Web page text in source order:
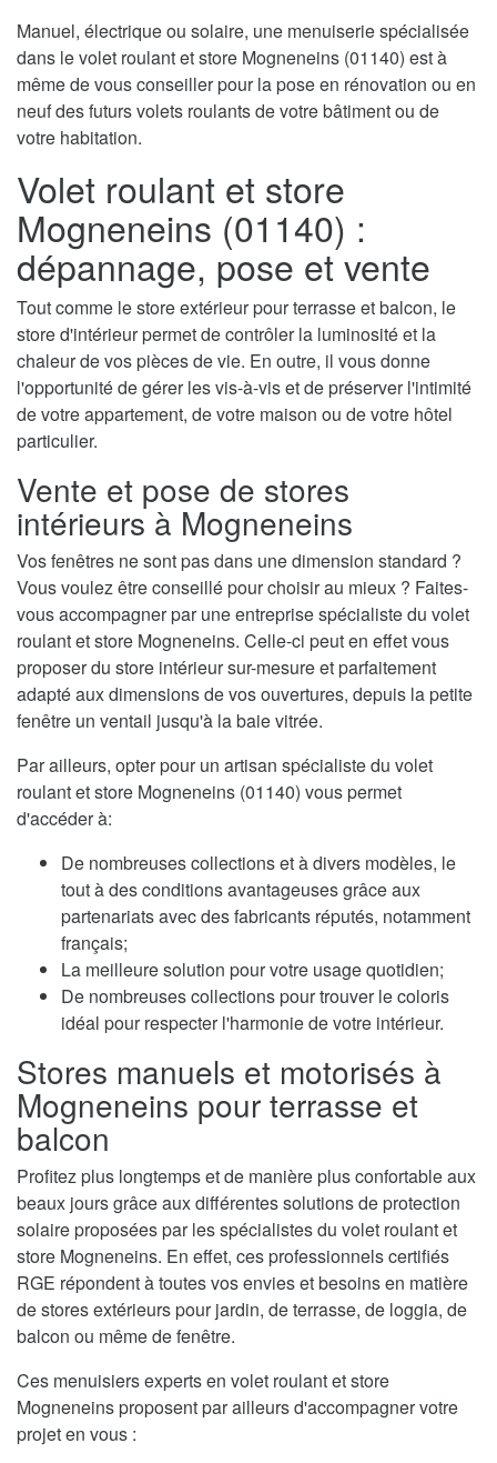
Manuel, électrique ou solaire, une menuiserie spécialisée
dans le volet roulant et store Mogneneins (01140) est à
même de vous conseiller pour la pose en rénovation ou en
neuf des futurs volets roulants de votre bâtiment ou de
votre habitation.
Volet roulant et store
Mogneneins (01140) :
dépannage, pose et vente
Tout comme le store extérieur pour terrasse et balcon, le
store d'intérieur permet de contrôler la luminosité et la
chaleur de vos pièces de vie. En outre, il vous donne
l'opportunité de gérer les vis-à-vis et de préserver l'intimité
de votre appartement, de votre maison ou de votre hôtel
particulier.
Vente et pose de stores
intérieurs à Mogneneins
Vos fenêtres ne sont pas dans une dimension standard ?
Vous voulez être conseillé pour choisir au mieux ? Faites-
vous accompagner par une entreprise spécialiste du volet
roulant et store Mogneneins. Celle-ci peut en effet vous
proposer du store intérieur sur-mesure et parfaitement
adapté aux dimensions de vos ouvertures, depuis la petite
fenêtre un ventail jusqu'à la baie vitrée.
Par ailleurs, opter pour un artisan spécialiste du volet
roulant et store Mogneneins (01140) vous permet
d'accéder à:
De nombreuses collections et à divers modèles, le
tout à des conditions avantageuses grâce aux
partenariats avec des fabricants réputés, notamment
français;
La meilleure solution pour votre usage quotidien;
De nombreuses collections pour trouver le coloris
idéal pour respecter l'harmonie de votre intérieur.
Stores manuels et motorisés à
Mogneneins pour terrasse et
balcon
Profitez plus longtemps et de manière plus confortable aux
beaux jours grâce aux différentes solutions de protection
solaire proposées par les spécialistes du volet roulant et
store Mogneneins. En effet, ces professionnels certifiés
RGE répondent à toutes vos envies et besoins en matière
de stores extérieurs pour jardin, de terrasse, de loggia, de
balcon ou même de fenêtre.
Ces menuisiers experts en volet roulant et store
Mogneneins proposent par ailleurs d'accompagner votre
projet en vous :